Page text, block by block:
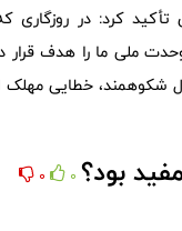
تأکید کرد: در روزگاری
ملی ما را هدف قرار
شکوهمند، خطایی
بود؟ 0
0